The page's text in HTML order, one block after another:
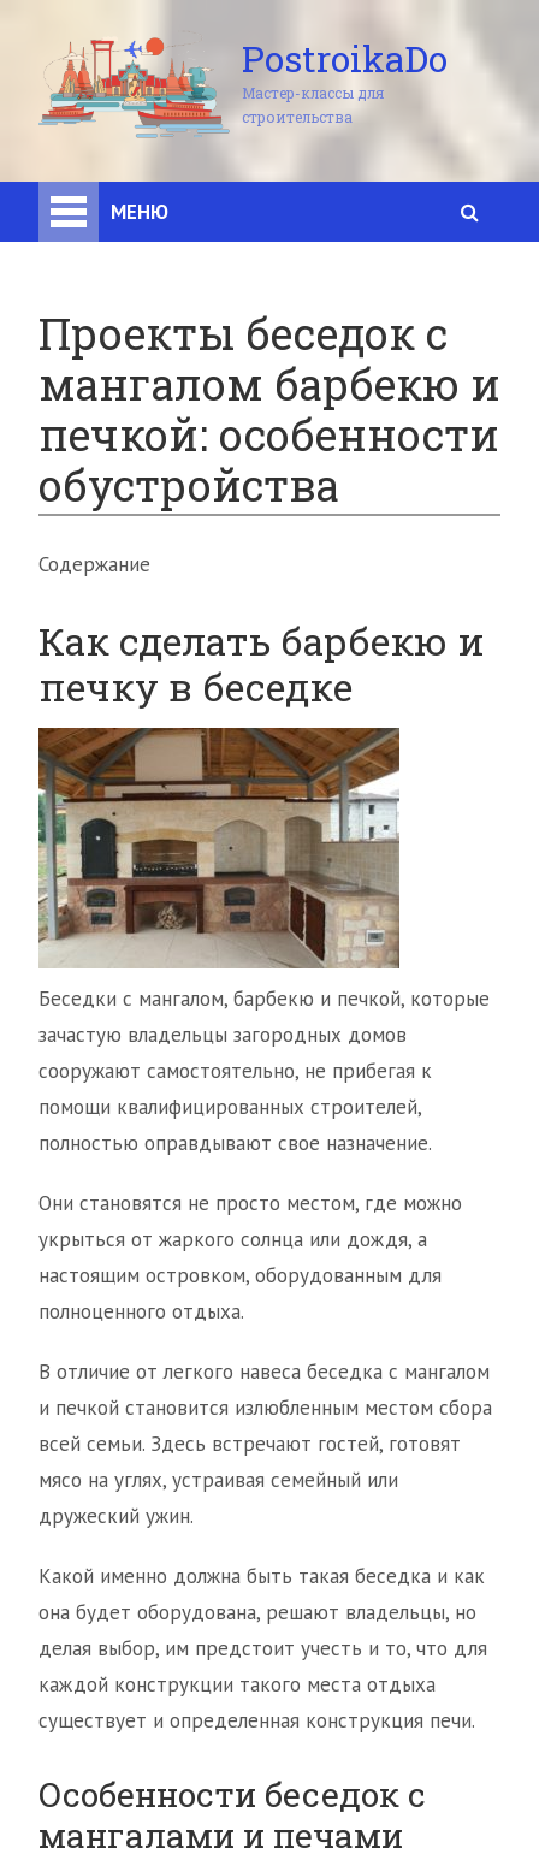
PostroikaDo
Мастер-классы для
строительства
МЕНЮ
Проекты беседок с
мангалом барбекю и
печкой: особенности
обустройства
Содержание
Как сделать барбекю и
печку в беседке
Беседки с мангалом, барбекю и печкой, которые
зачастую владельцы загородных домов
сооружают самостоятельно, не прибегая к
помощи квалифицированных строителей,
полностью оправдывают свое назначение.
Они становятся не просто местом, где можно
укрыться от жаркого солнца или дождя, а
настоящим островком, оборудованным для
полноценного отдыха.
В отличие от легкого навеса беседка с мангалом
и печкой становится излюбленным местом сбора
всей семьи. Здесь встречают гостей, готовят
мясо на углях, устраивая семейный или
дружеский ужин.
Какой именно должна быть такая беседка и как
она будет оборудована, решают владельцы, но
делая выбор, им предстоит учесть и то, что для
каждой конструкции такого места отдыха
существует и определенная конструкция печи.
Особенности беседок с
мангалами и печами